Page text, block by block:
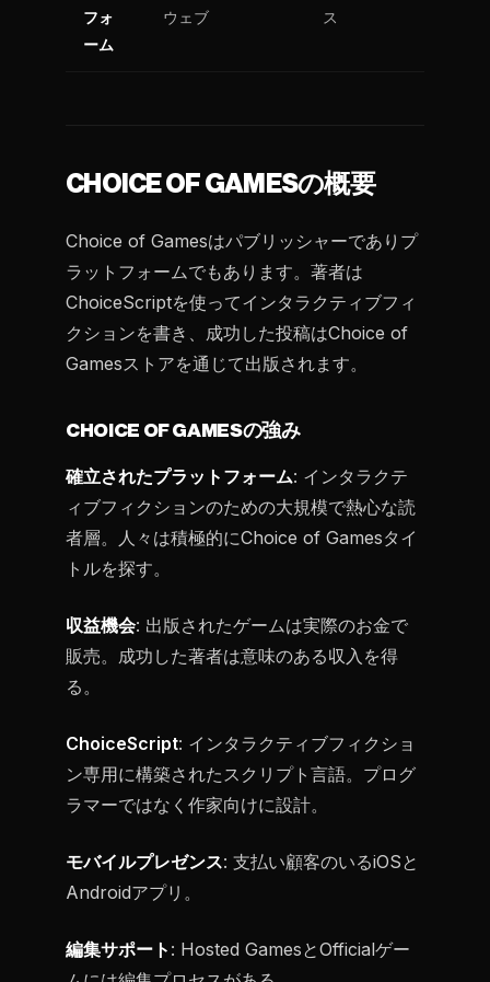
フォ
ーム
ウェブ
ス
CHOICE OF GAMESの概要
Choice of Gamesはパブリッシャーでありプ
ラットフォームでもあります。著者は
ChoiceScriptを使ってインタラクティブフィ
クションを書き、成功した投稿はChoice of
Gamesストアを通じて出版されます。
CHOICE OF GAMESの強み
確立されたプラットフォーム: インタラクテ
ィブフィクションのための大規模で熱心な読
者層。人々は積極的にChoice of Gamesタイ
トルを探す。
収益機会: 出版されたゲームは実際のお金で
販売。成功した著者は意味のある収入を得
る。
ChoiceScript: インタラクティブフィクショ
ン専用に構築されたスクリプト言語。プログ
ラマーではなく作家向けに設計。
モバイルプレゼンス: 支払い顧客のいるiOSと
Androidアプリ。
編集サポート : Hosted GamesとOfficialゲー